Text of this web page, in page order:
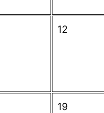
12
19